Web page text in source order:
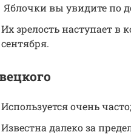
Яблочки вы увидите по
Их зрелость наступает в
сентября.
Используется очень часто;
Известна далеко за